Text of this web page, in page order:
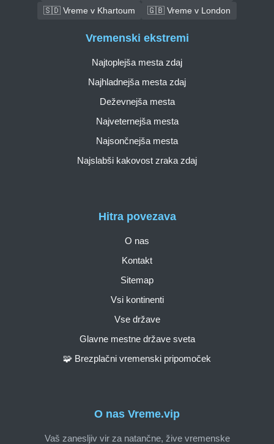
🇸🇩 Vreme v Khartoum
🇬🇧 Vreme v London
O nas Vreme.vip
Vaš zanesljiv vir za natančne, žive vremenske
Hitra povezava
O nas
Kontakt
Sitemap
Vsi kontinenti
Vse države
Glavne mestne države sveta
🧩 Brezplačni vremenski pripomoček
Vremenski ekstremi
Najtoplejša mesta zdaj
Najhladnejša mesta zdaj
Deževnejša mesta
Najveternejša mesta
Najsončnejša mesta
Najslabši kakovost zraka zdaj